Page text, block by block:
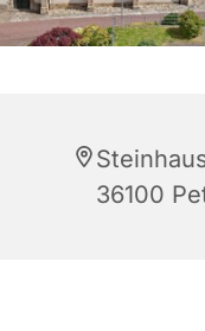
36100